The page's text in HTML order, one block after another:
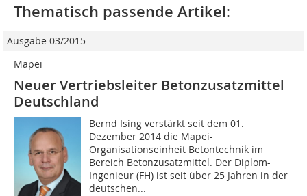
Thematisch passende Artikel:
Ausgabe 03/2015
Mapei
Neuer Vertriebsleiter Betonzusatzmittel
Deutschland
Bernd Ising verstärkt seit dem 01.
Dezember 2014 die Mapei-
Organisationseinheit Betontechnik im
Bereich Betonzusatzmittel. Der Diplom-
Ingenieur (FH) ist seit über 25 Jahren in der
deutschen...